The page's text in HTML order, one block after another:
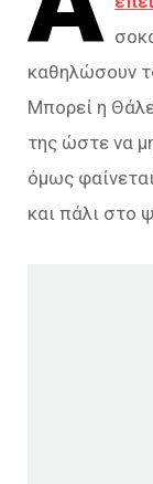
καθηλώσουν
Μπορεί η
της ώστε να
όμως
και πάλι στο